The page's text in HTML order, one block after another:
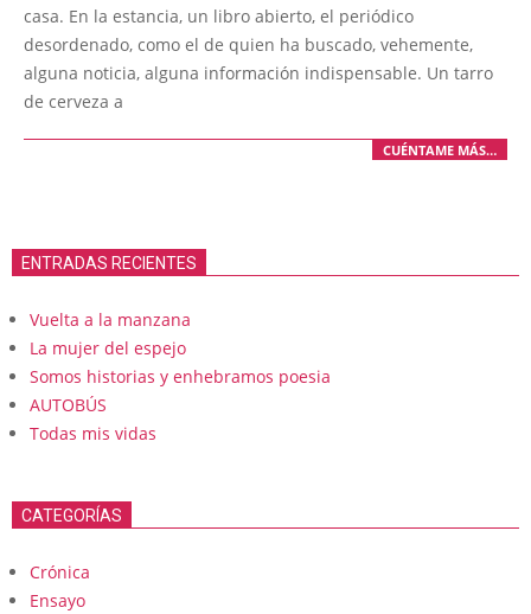
casa. En la estancia, un libro abierto, el periódico
desordenado, como el de quien ha buscado, vehemente,
alguna noticia, alguna información indispensable. Un tarro
de cerveza a
CUÉNTAME MÁS…
ENTRADAS RECIENTES
Vuelta a la manzana
La mujer del espejo
Somos historias y enhebramos poesia
AUTOBÚS
Todas mis vidas
CATEGORÍAS
Crónica
Ensayo